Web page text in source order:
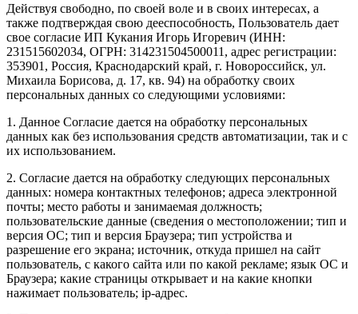
Действуя свободно, по своей воле и в своих интересах, а
также подтверждая свою дееспособность, Пользователь дает
свое согласие ИП Кукания Игорь Игоревич (ИНН:
231515602034, ОГРН: 314231504500011, адрес регистрации:
353901, Россия, Краснодарский край, г. Новороссийск, ул.
Михаила Борисова, д. 17, кв. 94) на обработку своих
персональных данных со следующими условиями:
1. Данное Согласие дается на обработку персональных
данных как без использования средств автоматизации, так и с
их использованием.
2. Согласие дается на обработку следующих персональных
данных: номера контактных телефонов; адреса электронной
почты; место работы и занимаемая должность;
пользовательские данные (сведения о местоположении; тип и
версия ОС; тип и версия Браузера; тип устройства и
разрешение его экрана; источник, откуда пришел на сайт
пользователь, с какого сайта или по какой рекламе; язык ОС и
Браузера; какие страницы открывает и на какие кнопки
нажимает пользователь; ip-адрес.